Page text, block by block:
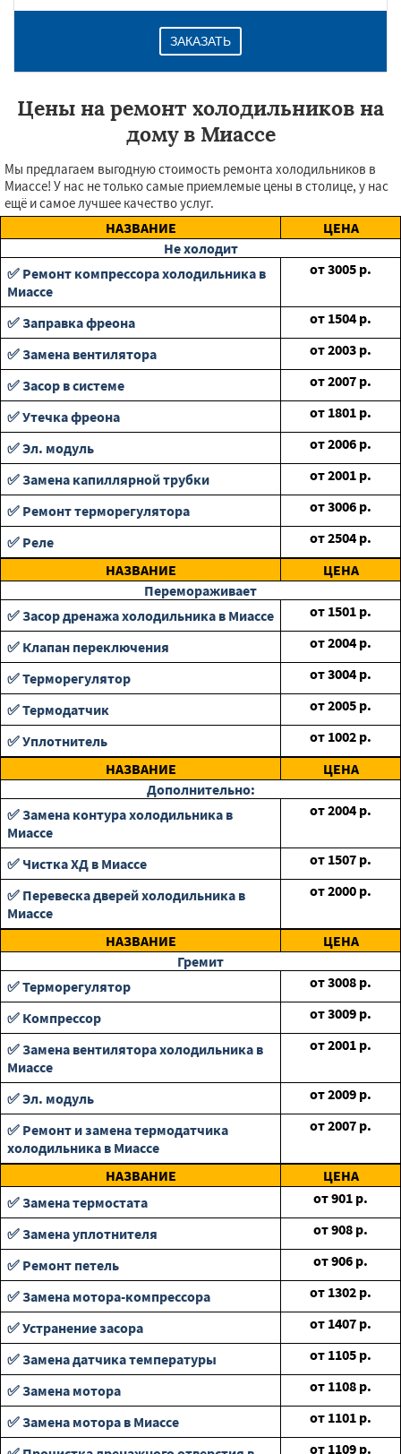
ЗАКАЗАТЬ
Цены на ремонт холодильников на
дому в Миассе
Мы предлагаем выгодную стоимость ремонта холодильников в
Миассе! У нас не только самые приемлемые цены в столице, у нас
ещё и самое лучшее качество услуг.
НАЗВАНИЕ
ЦЕНА
Не холодит
✅ Ремонт компрессора холодильника в
Миассе
от3005 р.
✅ Заправка фреона от 1504 р.
✅ Замена вентилятора
от2003 р.
✅ Засор в системе
от2007 р.
✅ Утечка фреона
от 1801 р.
✅ Эл. модуль
от2006 р.
✅ Замена капиллярной трубки
от2001 р.
✅ Ремонт терморегулятора
от3006 р.
✅ Реле
от2504 р.
НАЗВАНИЕ
ЦЕНА
Перемораживает
✅ Засор дренажа холодильника в Миассе
от 1501 р.
✅ Клапан переключения
от2004 р.
✅ Терморегулятор
от3004 р.
✅ Термодатчик
от2005 р.
✅ Уплотнитель
от 1002 р.
НАЗВАНИЕ
ЦЕНА
Дополнительно:
✅ Замена контура холодильника в
Миассе
от2004 р.
✅ Чистка ХД в Миассе от 1507 р.
✅ Перевеска дверей холодильника в
Миассе
от2000 р.
НАЗВАНИЕ
ЦЕНА
Гремит
✅ Терморегулятор
от3008 р.
✅ Компрессор
от3009 р.
✅ Замена вентилятора холодильника в
Миассе
от2001 р.
✅ Эл. модуль от2009 р.
✅ Ремонт и замена термодатчика
холодильника в Миассе
от2007 р.
НАЗВАНИЕ
ЦЕНА
✅ Замена термостата
от901 р.
✅ Замена уплотнителя
от908 р.
✅ Ремонт петель
от906 р.
✅ Замена мотора-компрессора
от 1302 р.
✅ Устранение засора
от 1407 р.
✅ Замена датчика температуры
от 1105 р.
✅ Замена мотора
от 1108 р.
✅ Замена мотора в Миассе
от 1101 р.
от 1109 р.